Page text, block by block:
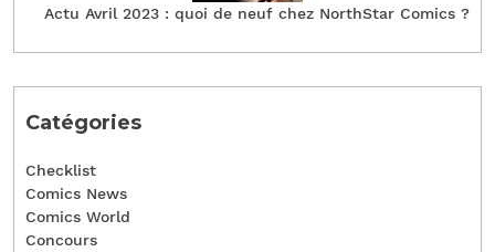
Actu Avril 2023 : quoi de neuf chez NorthStar Comics ?
Catégories
Checklist
Comics News
Comics World
Concours